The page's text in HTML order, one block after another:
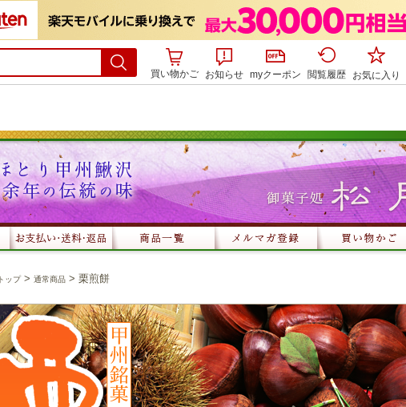
買い物かご お知らせ myクーポン 閲覧履歴 お気に入り
ップ> 通常商品 > 栗煎餅